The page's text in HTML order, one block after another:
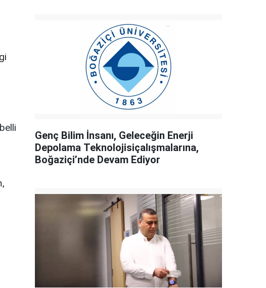
Genç Bilim İnsanı, Geleceğin Enerji
Depolama Teknolojisiçalışmalarına,
Boğaziçi’nde Devam Ediyor